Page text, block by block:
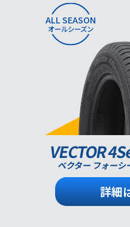
ALL SEASON
オールシーズン
VECTOR
ベクター フォー
詳細